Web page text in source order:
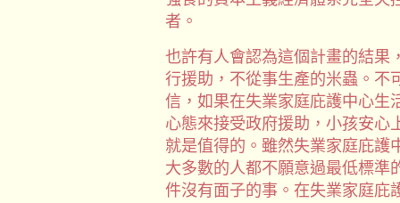
者。
也許有人會認為這個計畫的結果
行援助，不從事生產的米蟲。不
信，如果在失業家庭庇護中心生
心態來接受政府援助，小孩安心
就是值得的。雖然失業家庭庇護
大多數的人都不願意過最低標準
件沒有面子的事。在失業家庭庇